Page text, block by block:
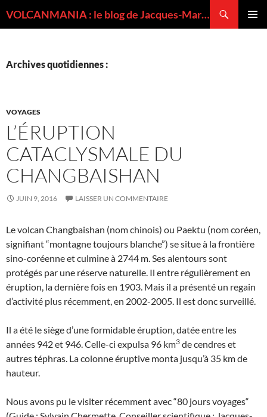
VOLCANMANIA : le blog de Jacques-Marie BARDINTZEFF, volcanologue
Archives quotidiennes :
VOYAGES
L’ÉRUPTION
CATACLYSMALE DU
CHANGBAISHAN
JUIN 9, 2016 LAISSER UN COMMENTAIRE
Le volcan Changbaishan (nom chinois) ou Paektu (nom coréen,
signifiant “montagne toujours blanche”) se situe à la frontière
sino-coréenne et culmine à 2744 m. Ses alentours sont
protégés par une réserve naturelle. Il entre régulièrement en
éruption, la dernière fois en 1903. Mais il a présenté un regain
d’activité plus récemment, en 2002-2005. Il est donc surveillé.
Il a été le siège d’une formidable éruption, datée entre les
années 942 et 946. Celle-ci expulsa 96 km3 de cendres et
autres téphras. La colonne éruptive monta jusqu’à 35 km de
hauteur.
Nous avons pu le visiter récemment avec “80 jours voyages“